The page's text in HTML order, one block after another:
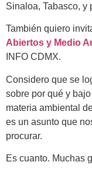
Sinaloa, Tabasco, y
También quiero
Abiertos y Medio
INFO CDMX.
Considero que se
sobre por qué y
materia ambiental
es un asunto que
procurar.
Es cuanto. Muchas